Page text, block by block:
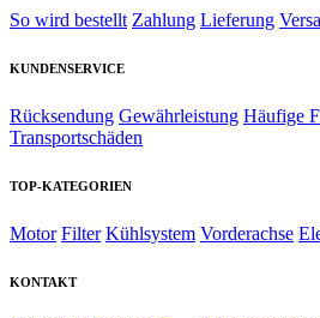
So wird bestellt Zahlung Lieferung
KUNDENSERVICE
Rücksendung Gewährleistung Häufige
Transportschäden
TOP-KATEGORIEN
Motor Filter Kühlsystem Vorderachse
KONTAKT